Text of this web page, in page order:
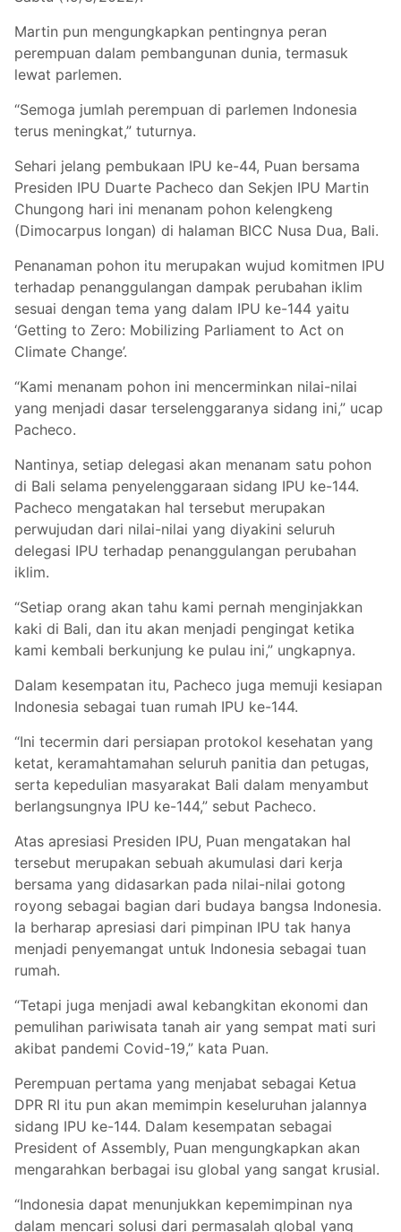
Martin pun mengungkapkan pentingnya peran
perempuan dalam pembangunan dunia, termasuk
lewat parlemen.
“Semoga jumlah perempuan di parlemen Indonesia
terus meningkat,” tuturnya.
Sehari jelang pembukaan IPU ke-44, Puan bersama
Presiden IPU Duarte Pacheco dan Sekjen IPU Martin
Chungong hari ini menanam pohon kelengkeng
(Dimocarpus longan) di halaman BICC Nusa Dua, Bali.
Penanaman pohon itu merupakan wujud komitmen IPU
terhadap penanggulangan dampak perubahan iklim
sesuai dengan tema yang dalam IPU ke-144 yaitu
‘Getting to Zero: Mobilizing Parliament to Act on
Climate Change’.
“Kami menanam pohon ini mencerminkan nilai-nilai
yang menjadi dasar terselenggaranya sidang ini,” ucap
Pacheco.
Nantinya, setiap delegasi akan menanam satu pohon
di Bali selama penyelenggaraan sidang IPU ke-144.
Pacheco mengatakan hal tersebut merupakan
perwujudan dari nilai-nilai yang diyakini seluruh
delegasi IPU terhadap penanggulangan perubahan
iklim.
“Setiap orang akan tahu kami pernah menginjakkan
kaki di Bali, dan itu akan menjadi pengingat ketika
kami kembali berkunjung ke pulau ini,” ungkapnya.
Dalam kesempatan itu, Pacheco juga memuji kesiapan
Indonesia sebagai tuan rumah IPU ke-144.
“Ini tecermin dari persiapan protokol kesehatan yang
ketat, keramahtamahan seluruh panitia dan petugas,
serta kepedulian masyarakat Bali dalam menyambut
berlangsungnya IPU ke-144,” sebut Pacheco.
Atas apresiasi Presiden IPU, Puan mengatakan hal
tersebut merupakan sebuah akumulasi dari kerja
bersama yang didasarkan pada nilai-nilai gotong
royong sebagai bagian dari budaya bangsa Indonesia.
Ia berharap apresiasi dari pimpinan IPU tak hanya
menjadi penyemangat untuk Indonesia sebagai tuan
rumah.
“Tetapi juga menjadi awal kebangkitan ekonomi dan
pemulihan pariwisata tanah air yang sempat mati suri
akibat pandemi Covid-19,” kata Puan.
Perempuan pertama yang menjabat sebagai Ketua
DPR RI itu pun akan memimpin keseluruhan jalannya
sidang IPU ke-144. Dalam kesempatan sebagai
President of Assembly, Puan mengungkapkan akan
mengarahkan berbagai isu global yang sangat krusial.
“Indonesia dapat menunjukkan kepemimpinan nya
dalam mencari solusi dari permasalah global yang